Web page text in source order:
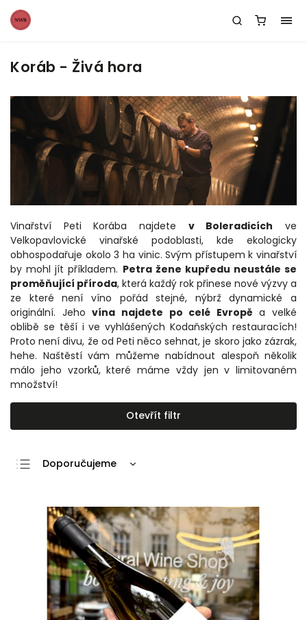
Koráb - Živá hora
Vinařství Peti Korába najdete v Boleradicích ve
Velkopavlovické vinařské podoblasti, kde ekologicky
obhospodařuje okolo 3 ha vinic. Svým přístupem k vinařství
by mohl jít příkladem. Petra žene kupředu neustále se
proměňující příroda, která každý rok přinese nové výzvy a
ze které není víno pořád stejné, nýbrž dynamické a
originální. Jehovína najdete po celé Evropě a velké
oblibě se těší i ve vyhlášených Kodaňských restauracích!
Proto není divu, že od Peti něco sehnat, je skoro jako zázrak,
hehe. Naštěstí vám můžeme nabídnout alespoň několik
málo jeho vzorků, které máme vždy jen v limitovaném
množství!
Otevřít filtr
Doporučujeme
Nejdražší
Nejprodávanější
Abecedně